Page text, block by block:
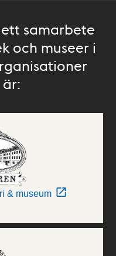
samarbete
och museer i
& museum